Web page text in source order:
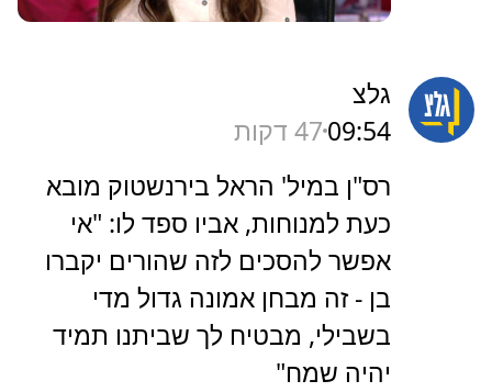
גלצ
09:5447 דקות
רס"ן במיל' הראל בירנשטוק מובא
כעת למנוחות, אביו ספד לו: "אי
אפשר להסכים לזה שהורים יקברו
בן - זה מבחן אמונה גדול מדי
בשבילי, מבטיח לך שביתנו תמיד
יהיה שמח"